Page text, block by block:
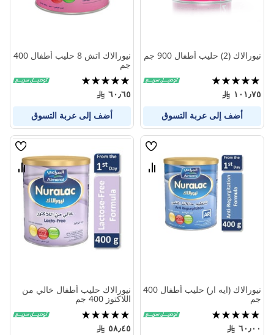
نيورالاك (2) حليب أطفال 900 جم
تقييم:
100%
١٠١٫٧٥
أضف إلى عربة التسوق
نيورالاك اتش 8 حليب أطفال 400
جم
تقييم:
100%
٦٠٫٦٥
أضف إلى عربة التسوق
قائمة
قارن
نيورالاك (ايه ار) حليب أطفال 400
جم
تقييم:
100%
٦٠٫٠٠
قائمة
قارن
نيورالاك حليب أطفال خالي من
اللاكتوز 400 جم
تقييم:
100%
٥٨٫٤٥